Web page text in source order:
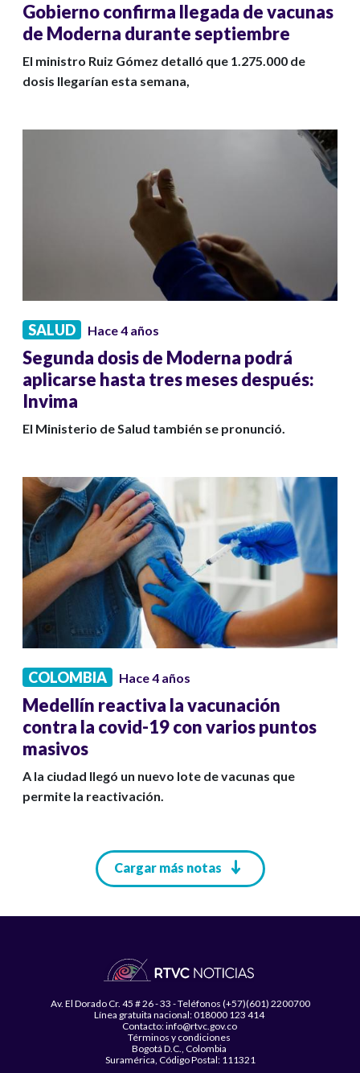
Gobierno confirma llegada de vacunas
de Moderna durante septiembre
El ministro Ruiz Gómez detalló que 1.275.000 de
dosis llegarían esta semana,
SALUD Hace 4 años
Segunda dosis de Moderna podrá
aplicarse hasta tres meses después:
Invima
El Ministerio de Salud también se pronunció.
COLOMBIA Hace 4 años
Medellín reactiva la vacunación
contra la covid-19 con varios puntos
masivos
A la ciudad llegó un nuevo lote de vacunas que
permite la reactivación.
Cargar más notas
Av. El Dorado Cr. 45 # 26 - 33 - Teléfonos (+57)(601) 2200700
Línea gratuita nacional: 018000 123 414
Contacto: info@rtvc.gov.co
Términos y condiciones
Bogotá D.C., Colombia
Suramérica, Código Postal: 111321